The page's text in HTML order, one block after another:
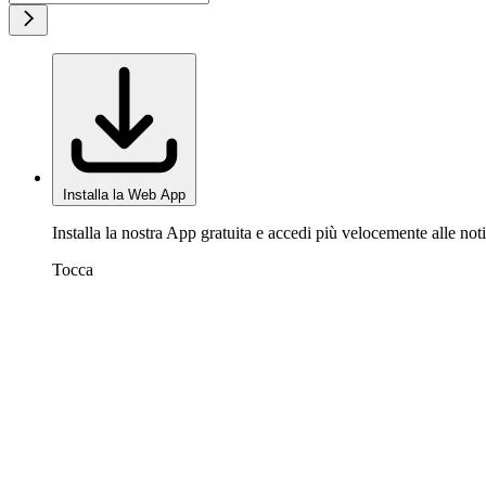
Installa la Web App
Installa la nostra App gratuita e accedi più velocemente alle
Tocca